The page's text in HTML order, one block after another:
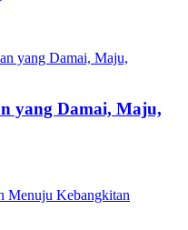
yang Damai, Maju,